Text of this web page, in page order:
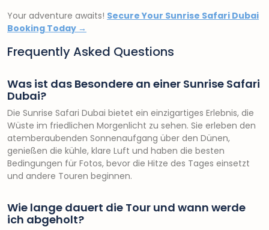
Your adventure awaits! Secure Your Sunrise Safari Dubai
Booking Today →
Frequently Asked Questions
Was ist das Besondere an einer Sunrise Safari
Dubai?
Die Sunrise Safari Dubai bietet ein einzigartiges Erlebnis, die
Wüste im friedlichen Morgenlicht zu sehen. Sie erleben den
atemberaubenden Sonnenaufgang über den Dünen,
genießen die kühle, klare Luft und haben die besten
Bedingungen für Fotos, bevor die Hitze des Tages einsetzt
und andere Touren beginnen.
Wie lange dauert die Tour und wann werde
ich abgeholt?